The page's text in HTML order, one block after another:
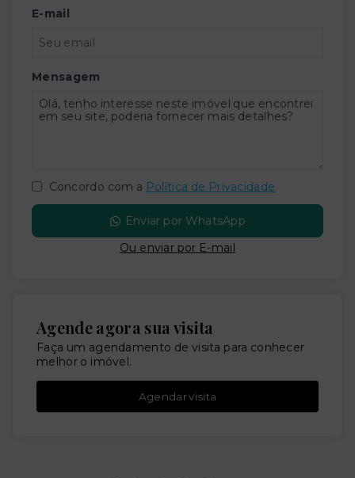
E-mail
Mensagem
Concordo com a Política de Privacidade
Enviar por WhatsApp
Ou enviar por E-mail
Agende agora sua visita
Faça um agendamento de visita para conhecer
melhor o imóvel.
Agendar visita